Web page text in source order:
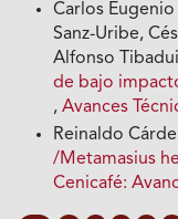
Carlos
Sanz-Uribe,
Alfonso
de bajo
,Avances
Reinaldo
/Metamasius
Cenicafé: